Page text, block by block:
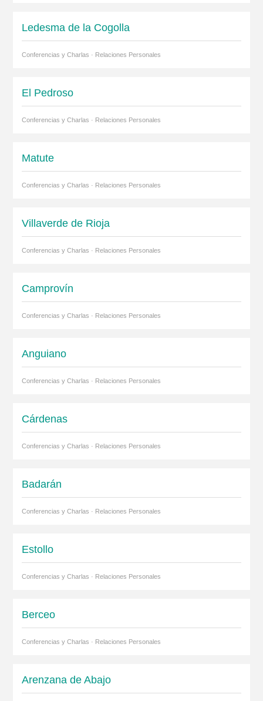
Ledesma de la Cogolla
Conferencias y Charlas · Relaciones Personales
El Pedroso
Conferencias y Charlas · Relaciones Personales
Matute
Conferencias y Charlas · Relaciones Personales
Villaverde de Rioja
Conferencias y Charlas · Relaciones Personales
Camprovín
Conferencias y Charlas · Relaciones Personales
Anguiano
Conferencias y Charlas · Relaciones Personales
Cárdenas
Conferencias y Charlas · Relaciones Personales
Badarán
Conferencias y Charlas · Relaciones Personales
Estollo
Conferencias y Charlas · Relaciones Personales
Berceo
Conferencias y Charlas · Relaciones Personales
Arenzana de Abajo